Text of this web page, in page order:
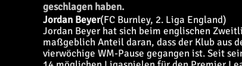
geschlagen haben.
Jordan Beyer(FC Burnley, 2. Liga England)
Jordan Beyer hat sich beim englischen
maßgeblich Anteil daran, dass der Klub aus
vierwöchige WM-Pause gegangen ist. Seit